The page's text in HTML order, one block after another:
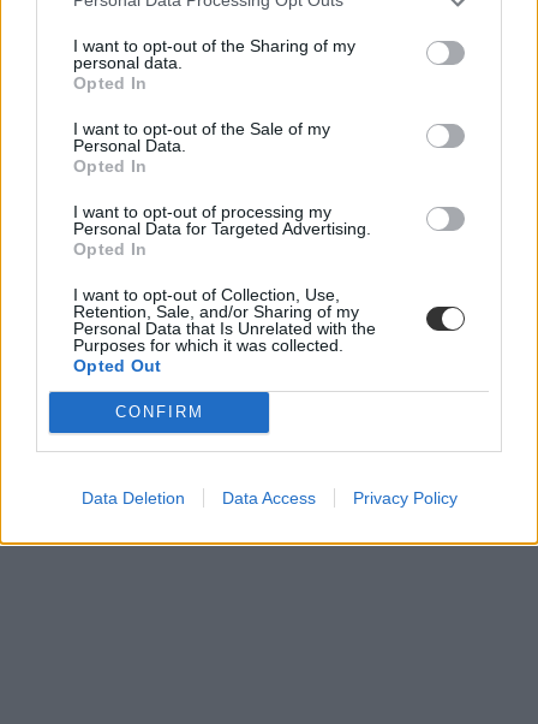
I want to opt-out of the Sharing of my
personal data.
Opted In
I want to opt-out of the Sale of my
Personal Data.
Opted In
I want to opt-out of processing my
Personal Data for Targeted Advertising.
Opted In
I want to opt-out of Collection, Use,
Retention, Sale, and/or Sharing of my
Personal Data that Is Unrelated with the
Purposes for which it was collected.
Opted Out
CONFIRM
Data Deletion Data Access Privacy Policy
honvédség
kresz vizsga
KRESZ tanfolyam